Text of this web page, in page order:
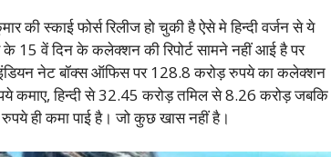
स्काई फोर्स रिलीज हो चुकी है ऐसे मे हिन्दी वर्जन से ये
वें दिन के कलेक्शन की रिपोर्ट सामने नहीं आई है पर
नेट बॉक्स ऑफिस पर 128.8 करोड़ रुपये का कलेक्शन
हिन्दी से 32.45 करोड़ तमिल से 8.26 करोड़ जबकि
ही कमा पाई है। जो कुछ खास नहीं है।